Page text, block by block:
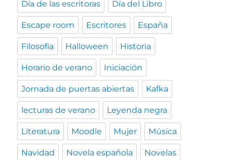
Día de las escritoras Día del Libro
Escape room Escritores España
Filosofía Halloween Historia
Horario de verano Iniciación
Jornada de puertas abiertas Kafka
lecturas de verano Leyenda negra
Literatura Moodle Mujer Música
Navidad Novela española Novelas